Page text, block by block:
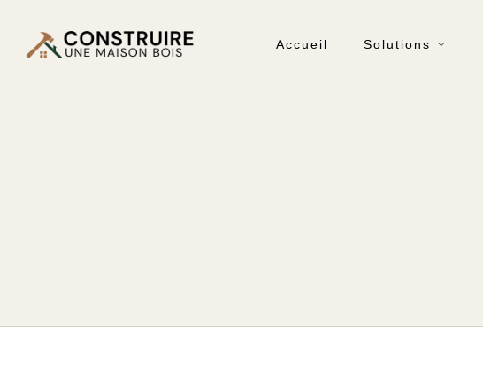
Accueil Solutions